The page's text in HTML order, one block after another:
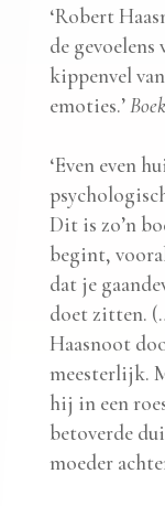
‘Robert
de
kippenvel
emoties.’
‘Even even
Dit is zo’n
begint,
dat je
doet zitten.
Haasnoot
meesterlijk.
hij in een
betoverde
moeder